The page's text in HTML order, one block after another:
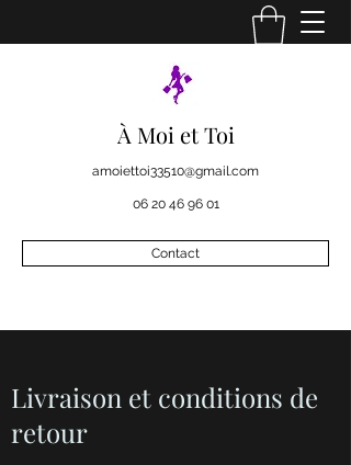
À Moi et Toi
amoiettoi33510@gmail.com
06 20 46 96 01
Contact
Livraison et conditions de
retour